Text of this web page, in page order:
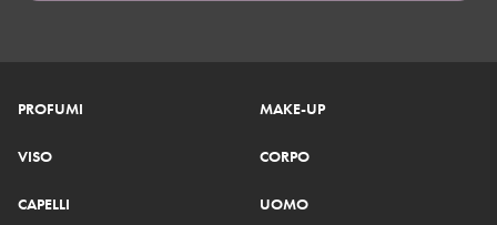
PROFUMI MAKE-UP
VISO CORPO
CAPELLI UOMO